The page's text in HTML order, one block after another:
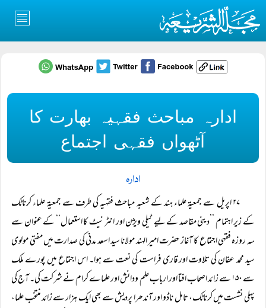
ادارہ مباحث فقہیہ بھارت کا
آٹھواں فقہی اجتماع
ادارہ
۲۷ اپریل سے جمعیۃ علماء ہند کے شعبہ مباحث فقہیہ کی طرف سے جمعیۃ علماء کرناٹک
کے زیر اہتمام ’’دینی مقاصد کے لیے ٹیلی ویژن اور انٹر نیٹ کا استعمال‘‘ کے عنوان سے
سہ روزہ فقہی اجتماع کا آغاز حضرت امیر الہند مولانا سید اسعد مدنی کی صدارت میں مفتی مولوی
سید محمد عفان کی تلاوت اور قاری فراست کی نعت سے ہوا۔ اس اجتماع میں پورے ملک
سے ۱۵۰ سے زائد اصحاب افتا اور ارباب علم ودانش اور علماے کرام نے شرکت کی۔ آج کی
پہلی نشست میں کرناٹک، تامل ناڈو اور آندھرا پردیش سے بھی ایک ہزار سے زائد منتخب علما،